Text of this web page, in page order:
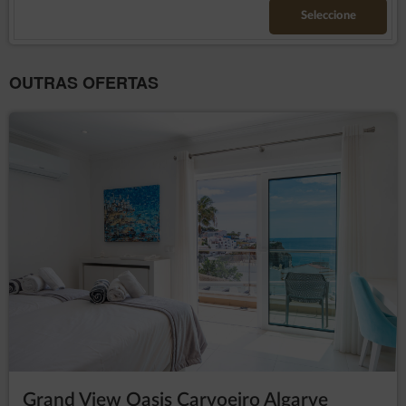
A FORMA DE CONCLUIR UM ACORDO
celebrado através da utilização do Formulário de Reserva
Electrónico com estes passos subsequentes - O Convidado
escolhe o alojamento, declara a quantidade de pessoas,
2. O resumo da reserva aparece depois de o Convidado
introduzir todos os dados necessários. Para colocar a reserva
é necessário introduzir todos os dados pessoais requeridos
no Formulário de Reserva Electrónico, aceitar os Termos e
Condições, enviar a reserva premindo este botão [Submeter
pedido].
3. O contrato de aluguer de alojamento é considerado
concluído após a recepção do Formulário Electrónico de
Reserva pelo Prestador de Serviços, o qual é confirmado
através da exibição de uma mensagem confirmando a
aceitação da reserva e exibindo o seu número.
4. O Convidado recebe um e-mail com a confirmação do
Seleccione
OUTRAS OFERTAS
Grand View Oasis Carvoeiro Algarve